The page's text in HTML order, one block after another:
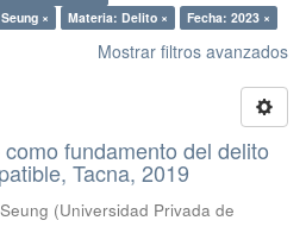
×
Materia: Delito × Fecha: 2023 ×
Mostrar filtros avanzados
fundamento del delito
Tacna, 2019
(Universidad Privada de